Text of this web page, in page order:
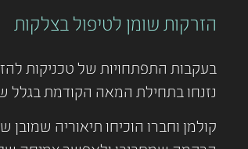
הזרקות שומן לטיפול בצלקות
בעקבות התפתחויות של טכניקות
נזנחו בתחילת המאה הקודמת בגלל
קולמן וחברו הוכיחו תיאוריה